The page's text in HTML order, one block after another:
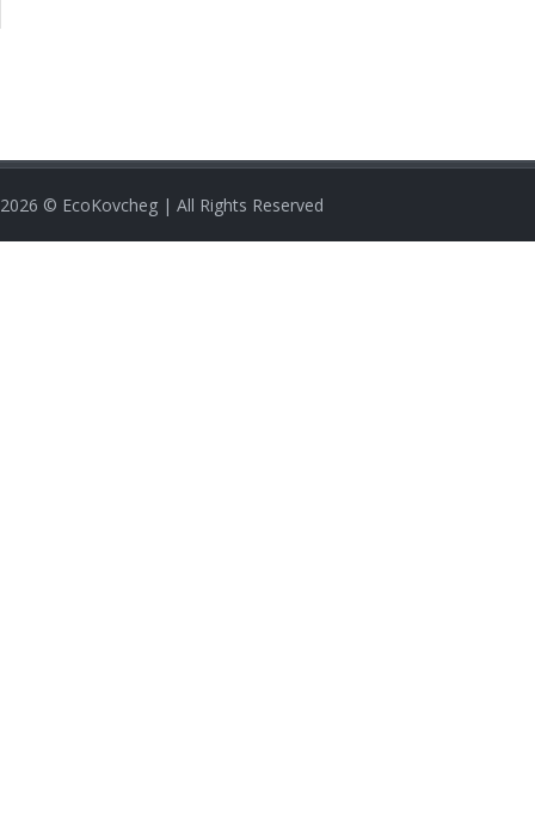
2026 © EcoKovcheg | All Rights Reserved